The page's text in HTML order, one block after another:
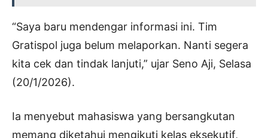
“Saya baru mendengar informasi ini. Tim
Gratispol juga belum melaporkan. Nanti segera
kita cek dan tindak lanjuti,” ujar Seno Aji, Selasa
(20/1/2026).
Ia menyebut mahasiswa yang bersangkutan
memang diketahui mengikuti kelas eksekutif,